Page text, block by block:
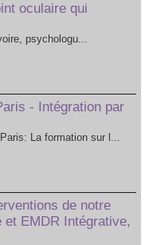
oculaire qui
psychologu...
- Intégration par
La formation sur l...
de notre
et EMDR Intégrative,